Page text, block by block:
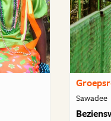
Sawadee